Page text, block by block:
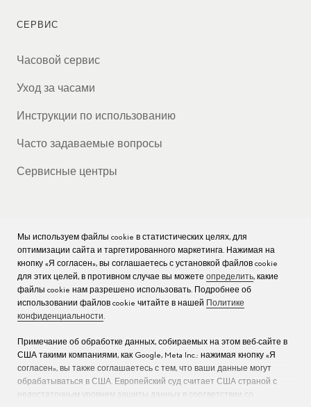
СЕРВИС
Часовой сервис
Уход за часами
Инструкции по использованию
Часто задаваемые вопросы
Сервисные центры
КОМПАНИЯ
Вакансии
Пресс
Мы используем файлы cookie в статистических целях, для
оптимизации сайта и таргетированного маркетинга. Нажимая на
кнопку «Я согласен», вы соглашаетесь с установкой файлов cookie
для этих целей, в противном случае вы можете определить, какие
файлы cookie нам разрешено использовать. Подробнее об
использовании файлов cookie читайте в нашей
Политике
конфиденциальности.
Примечание об обработке данных, собираемых на этом веб-сайте в
США такими компаниями, как Google, Meta Inc.: нажимая кнопку «Я
согласен», вы также соглашаетесь с тем, что ваши данные могут
обрабатываться в США. Европейский суд считает США страной с
недостаточным уровнем защиты данных в соответствии со